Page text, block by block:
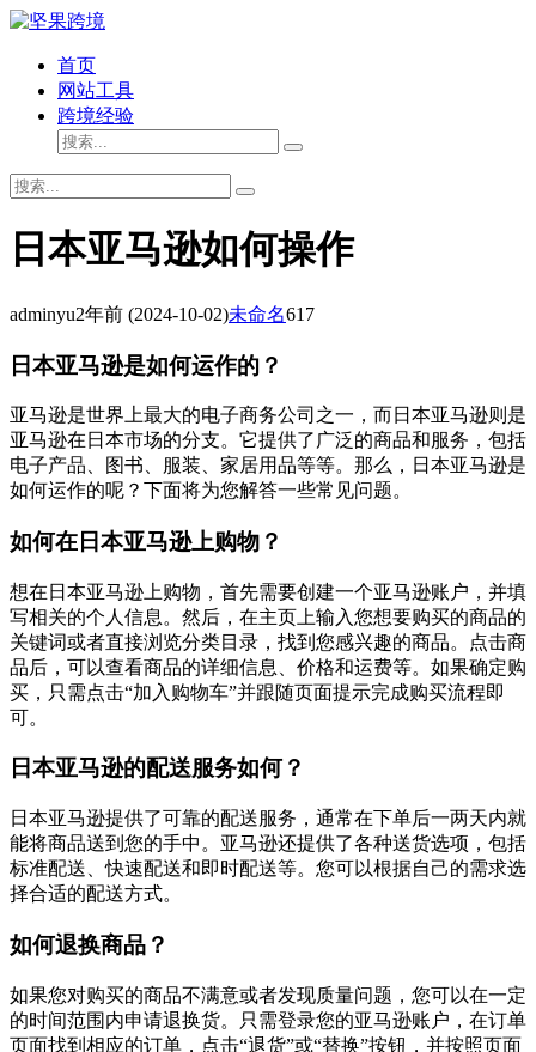
首页
网站工具
跨境经验
日本亚马逊如何操作
adminyu2年前 (2024-10-02)未命名617
日本亚马逊是如何运作的？
亚马逊是世界上最大的电子商务公司之一，而日本亚马逊则是
亚马逊在日本市场的分支。它提供了广泛的商品和服务，包括
电子产品、图书、服装、家居用品等等。那么，日本亚马逊是
如何运作的呢？下面将为您解答一些常见问题。
如何在日本亚马逊上购物？
想在日本亚马逊上购物，首先需要创建一个亚马逊账户，并填
写相关的个人信息。然后，在主页上输入您想要购买的商品的
关键词或者直接浏览分类目录，找到您感兴趣的商品。点击商
品后，可以查看商品的详细信息、价格和运费等。如果确定购
买，只需点击“加入购物车”并跟随页面提示完成购买流程即
可。
日本亚马逊的配送服务如何？
日本亚马逊提供了可靠的配送服务，通常在下单后一两天内就
能将商品送到您的手中。亚马逊还提供了各种送货选项，包括
标准配送、快速配送和即时配送等。您可以根据自己的需求选
择合适的配送方式。
如何退换商品？
如果您对购买的商品不满意或者发现质量问题，您可以在一定
的时间范围内申请退换货。只需登录您的亚马逊账户，在订单
页面找到相应的订单，点击“退货”或“替换”按钮，并按照页面